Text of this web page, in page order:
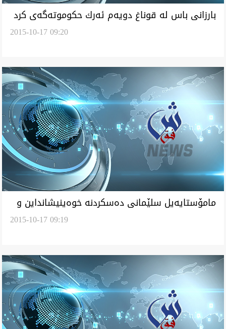
بارزانى باس له‌ قوناغ دويه‌م ئه‌رك حكوموته‌گه‌ى كرد
2015-10-17 09:20
مامۆستايه‌يل سلێمانى ده‌سكردنه‌ خوه‌ينيشانداين و
2015-10-17 09:19